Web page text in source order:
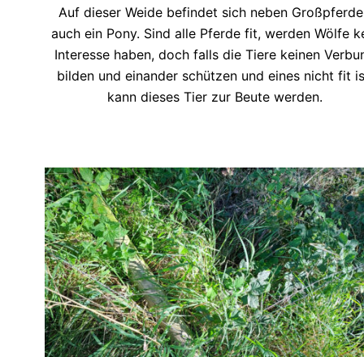
Auf dieser Weide befindet sich neben
auch ein Pony. Sind alle Pferde fit, werden Wölfe
Interesse haben, doch falls die Tiere keinen
bilden und einander schützen und eines nicht fit
kann dieses Tier zur Beute werden.